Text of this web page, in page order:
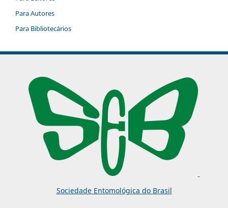
Para Autores
Para Bibliotecários
Sociedade Entomológica do Brasil